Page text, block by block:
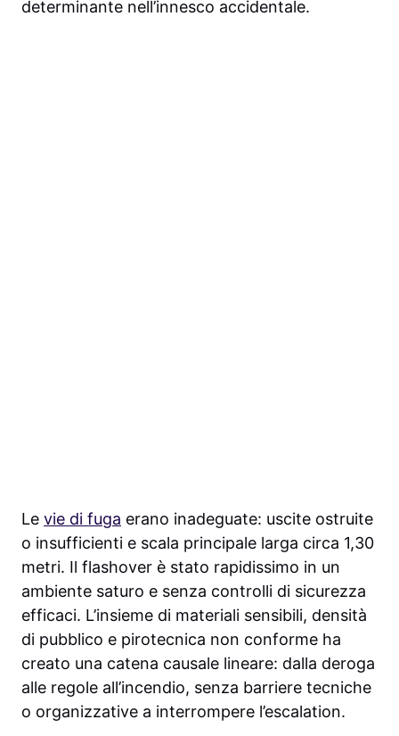
determinante nell’innesco accidentale.
Le vie di fuga erano inadeguate: uscite ostruite
o insufficienti e scala principale larga circa 1,30
metri. Il flashover è stato rapidissimo in un
ambiente saturo e senza controlli di sicurezza
efficaci. L’insieme di materiali sensibili, densità
di pubblico e pirotecnica non conforme ha
creato una catena causale lineare: dalla deroga
alle regole all’incendio, senza barriere tecniche
o organizzative a interrompere l’escalation.